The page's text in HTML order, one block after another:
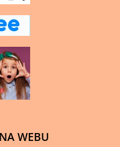
WEBU